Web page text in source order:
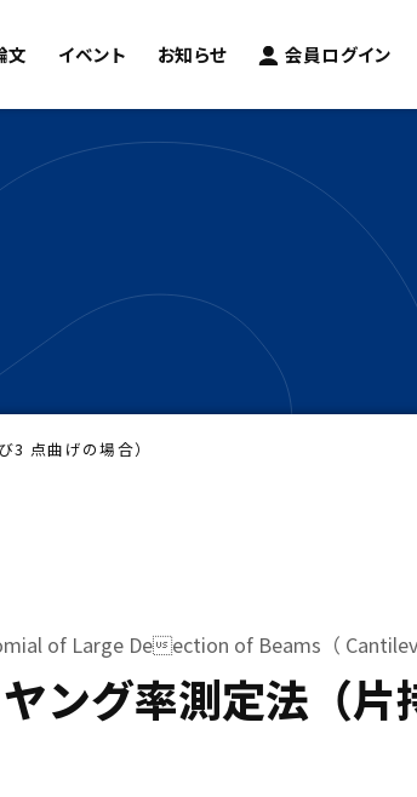
文 イベント お知らせ 会員ログイン
3 点曲げの場合）
of Large Deection of Beams（
ング率測定法（片